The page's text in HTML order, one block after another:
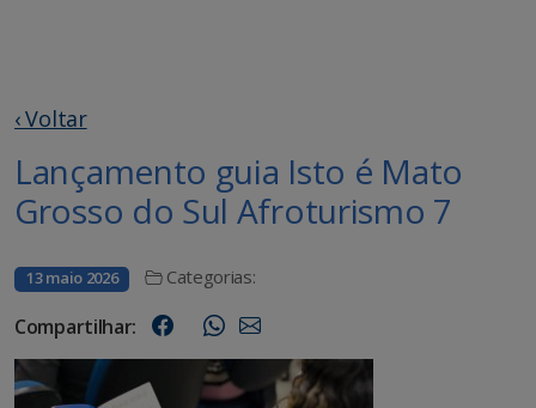
‹ Voltar
Lançamento guia Isto é Mato
Grosso do Sul Afroturismo 7
13 maio 2026 Categorias:
Compartilhar: